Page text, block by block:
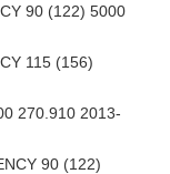
90 (122) 5000
115 (156)
270.910 2013-
90 (122)